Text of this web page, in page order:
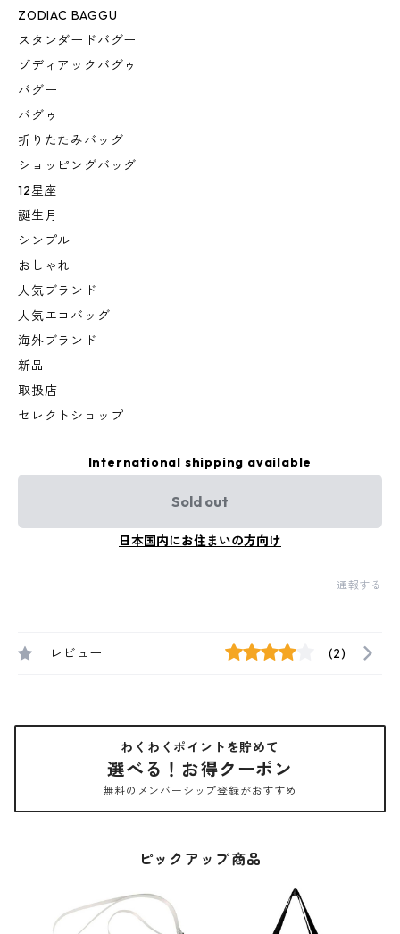
ZODIAC BAGGU
スタンダードバグー
ゾディアックバグゥ
バグー
バグゥ
折りたたみバッグ
ショッピングバッグ
12星座
誕生月
シンプル
おしゃれ
人気ブランド
人気エコバッグ
海外ブランド
新品
取扱店
セレクトショップ
International shipping available
Sold out
日本国内にお住まいの方向け
通報する
レビュー (2)
わくわくポイントを貯めて
選べる！お得クーポン
無料のメンバーシップ登録がおすすめ
ピックアップ商品